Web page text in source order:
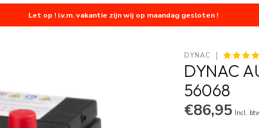
Let op ! i.v.m. vakantie zijn wij op maandag gesloten !
DYNAC
DYNAC
56068
€86,95 Incl.